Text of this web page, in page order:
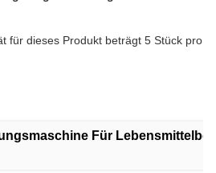
für dieses Produkt beträgt 5 Stück pro
Für